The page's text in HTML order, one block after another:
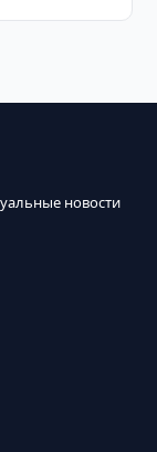
новости